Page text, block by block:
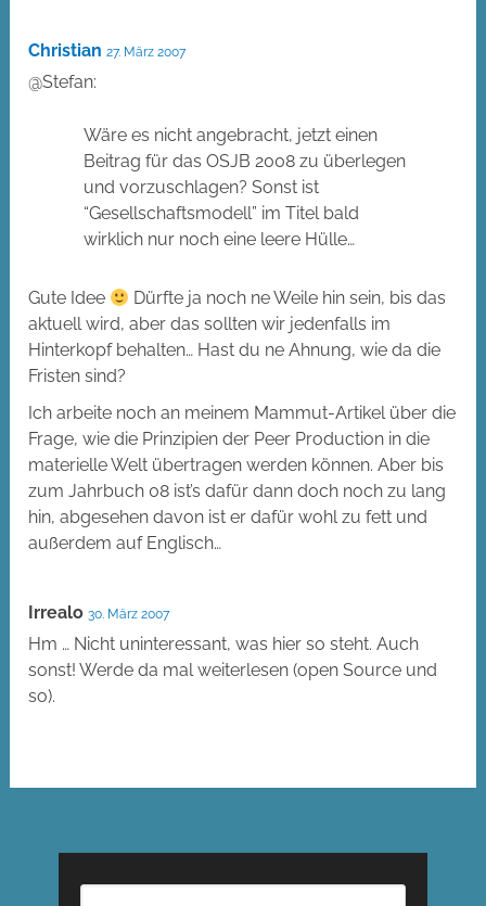
Christian 27. März 2007
@Stefan:
Wäre es nicht angebracht, jetzt einen
Beitrag für das OSJB 2008 zu überlegen
und vorzuschlagen? Sonst ist
“Gesellschaftsmodell” im Titel bald
wirklich nur noch eine leere Hülle…
Gute Idee
Dürfte ja noch ne Weile hin sein, bis das
aktuell wird, aber das sollten wir jedenfalls im
Hinterkopf behalten… Hast du ne Ahnung, wie da die
Fristen sind?
Ich arbeite noch an meinem Mammut-Artikel über die
Frage, wie die Prinzipien der Peer Production in die
materielle Welt übertragen werden können. Aber bis
zum Jahrbuch 08 ist’s dafür dann doch noch zu lang
hin, abgesehen davon ist er dafür wohl zu fett und
außerdem auf Englisch…
Irrealo 30. März 2007
Hm … Nicht uninteressant, was hier so steht. Auch
sonst! Werde da mal weiterlesen (open Source und
so).